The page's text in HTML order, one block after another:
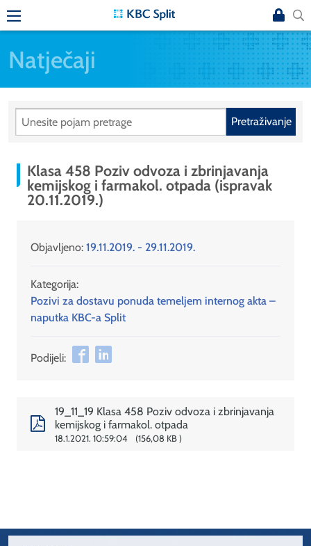
Natječaji
Pretraživanje
Klasa 458 Poziv odvoza i zbrinjavanja
kemijskog i farmakol. otpada (ispravak
20.11.2019.)
Objavljeno: 19.11.2019. - 29.11.2019.
Kategorija:
Pozivi za dostavu ponuda temeljem internog akta –
naputka KBC-a Split
Podijeli:
19_11_19 Klasa 458 Poziv odvoza i zbrinjavanja
kemijskog i farmakol. otpada
18.1.2021. 10:59:04 156,08 KB